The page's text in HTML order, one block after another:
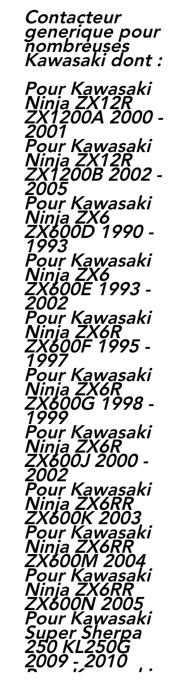
Contacteur
generique pour
nombreuses
Kawasaki dont :
Pour Kawasaki
Ninja ZX12R
ZX1200A 2000 -
2001
Pour Kawasaki
Ninja ZX12R
ZX1200B 2002 -
2005
Pour Kawasaki
Ninja ZX6
ZX600D 1990 -
1993
Pour Kawasaki
Ninja ZX6
ZX600E 1993 -
2002
Pour Kawasaki
Ninja ZX6R
ZX600F 1995 -
1997
Pour Kawasaki
Ninja ZX6R
ZX600G 1998 -
1999
Pour Kawasaki
Ninja ZX6R
ZX600J 2000 -
2002
Pour Kawasaki
Ninja ZX6RR
ZX600K 2003
Pour Kawasaki
Ninja ZX6RR
ZX600M 2004
Pour Kawasaki
Ninja ZX6RR
ZX600N 2005
Pour Kawasaki
Super Sherpa
250 KL250G
2009 - 2010
Pour Kawasaki